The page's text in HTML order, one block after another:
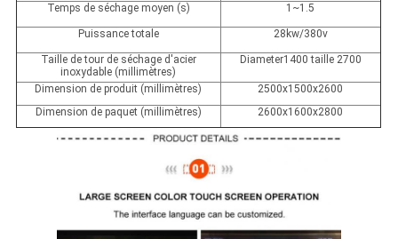
Temps de séchage moyen (s) 1~1.5
Puissance totale 28kw/380v
Taille de tour de séchage d'acier
inoxydable (millimètres)
Diameter1400 taille 2700
Dimension de produit (millimètres)
2500x1500x2600
Dimension de paquet (millimètres)
2600x1600x2800